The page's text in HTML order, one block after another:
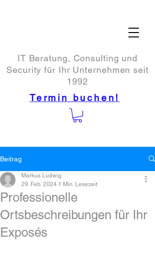
IT Beratung, Consulting und
Security für Ihr Unternehmen seit
1992
Termin buchen!
Beitrag
Professionelle
Ortsbeschreibungen für Ihr
Exposés
Markus Ludwig
29. Feb. 2024 1 Min. Lesezeit